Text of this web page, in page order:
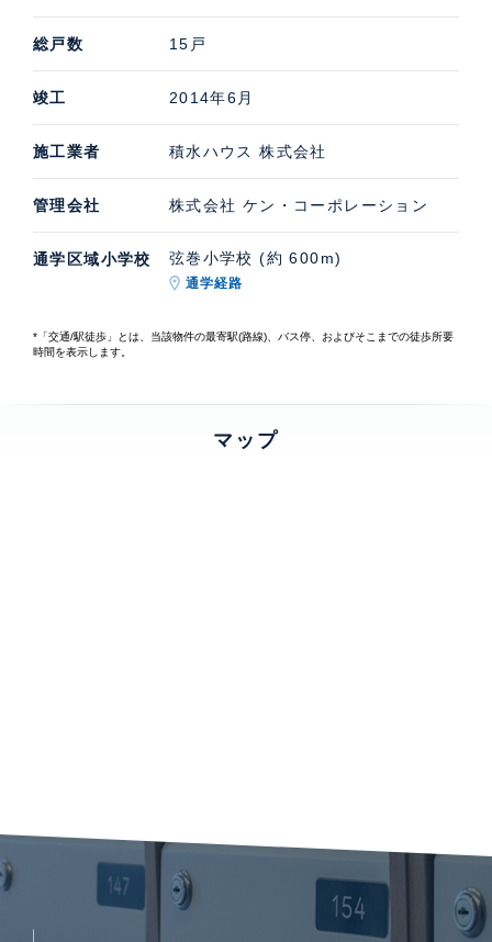
総戸数 15戸
竣工 2014年6月
施工業者 積水ハウス 株式会社
管理会社 株式会社 ケン・コーポレーション
通学区域小学校 弦巻小学校 (約 600m)
通学経路
*「交通/駅徒歩」とは、当該物件の最寄駅(路線)、バス停、およびそこまでの徒歩所要
時間を表示します。
マップ